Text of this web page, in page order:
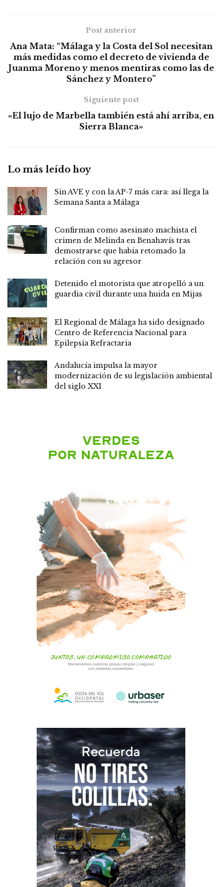
Post anterior
Ana Mata: “Málaga y la Costa del Sol necesitan
más medidas como el decreto de vivienda de
Juanma Moreno y menos mentiras como las de
Sánchez y Montero”
Siguiente post
«El lujo de Marbella también está ahí arriba, en
Sierra Blanca»
Lo más leído hoy
Sin AVE y con la AP-7 más cara: así llega la
Semana Santa a Málaga
Confirman como asesinato machista el
crimen de Melinda en Benahavís tras
demostrarse que había retomado la
relación con su agresor
Detenido el motorista que atropelló a un
guardia civil durante una huida en Mijas
El Regional de Málaga ha sido designado
Centro de Referencia Nacional para
Epilepsia Refractaria
Andalucía impulsa la mayor
modernización de su legislación ambiental
del siglo XXI